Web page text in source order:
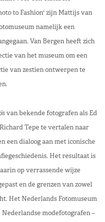
to Fashion' zijn Mattijs van
namelijk een
Van Bergen heeft zich
van het museum om een
van zestien ontwerpen te
van bekende fotografen als Ed
Tepe te vertalen naar
een dialoog aan met iconische
Het resultaat is
op verrassende wijze
en de grenzen van zowel
Het Nederlands Fotomuseum
modefotografen –